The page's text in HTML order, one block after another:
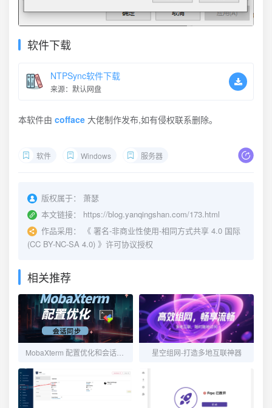
软件下载
NTPSync软件下载
来源：默认网盘
本软件由 cofface 大佬制作发布,如有侵权联系删除。
软件 Windows 服务器
版权属于：
萧瑟
本文链接：
https://blog.yanqingshan.com/173.html
作品采用：
《 署名-非商业性使用-相同方式共享 4.0 国际
(CC BY-NC-SA 4.0) 》许可协议授权
相关推荐
MobaXterm 配置优化和会话同步 星空组网-打造多地互联神器